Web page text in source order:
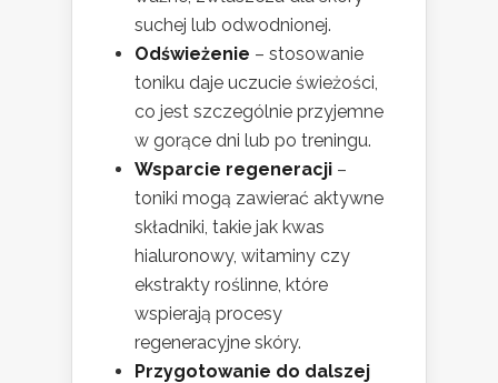
suchej lub odwodnionej.
Odświeżenie – stosowanie
toniku daje uczucie świeżości,
co jest szczególnie przyjemne
w gorące dni lub po treningu.
Wsparcie regeneracji –
toniki mogą zawierać aktywne
składniki, takie jak kwas
hialuronowy, witaminy czy
ekstrakty roślinne, które
wspierają procesy
regeneracyjne skóry.
Przygotowanie do dalszej